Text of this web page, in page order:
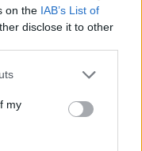
on the IAB’s List of
disclose it to other
my